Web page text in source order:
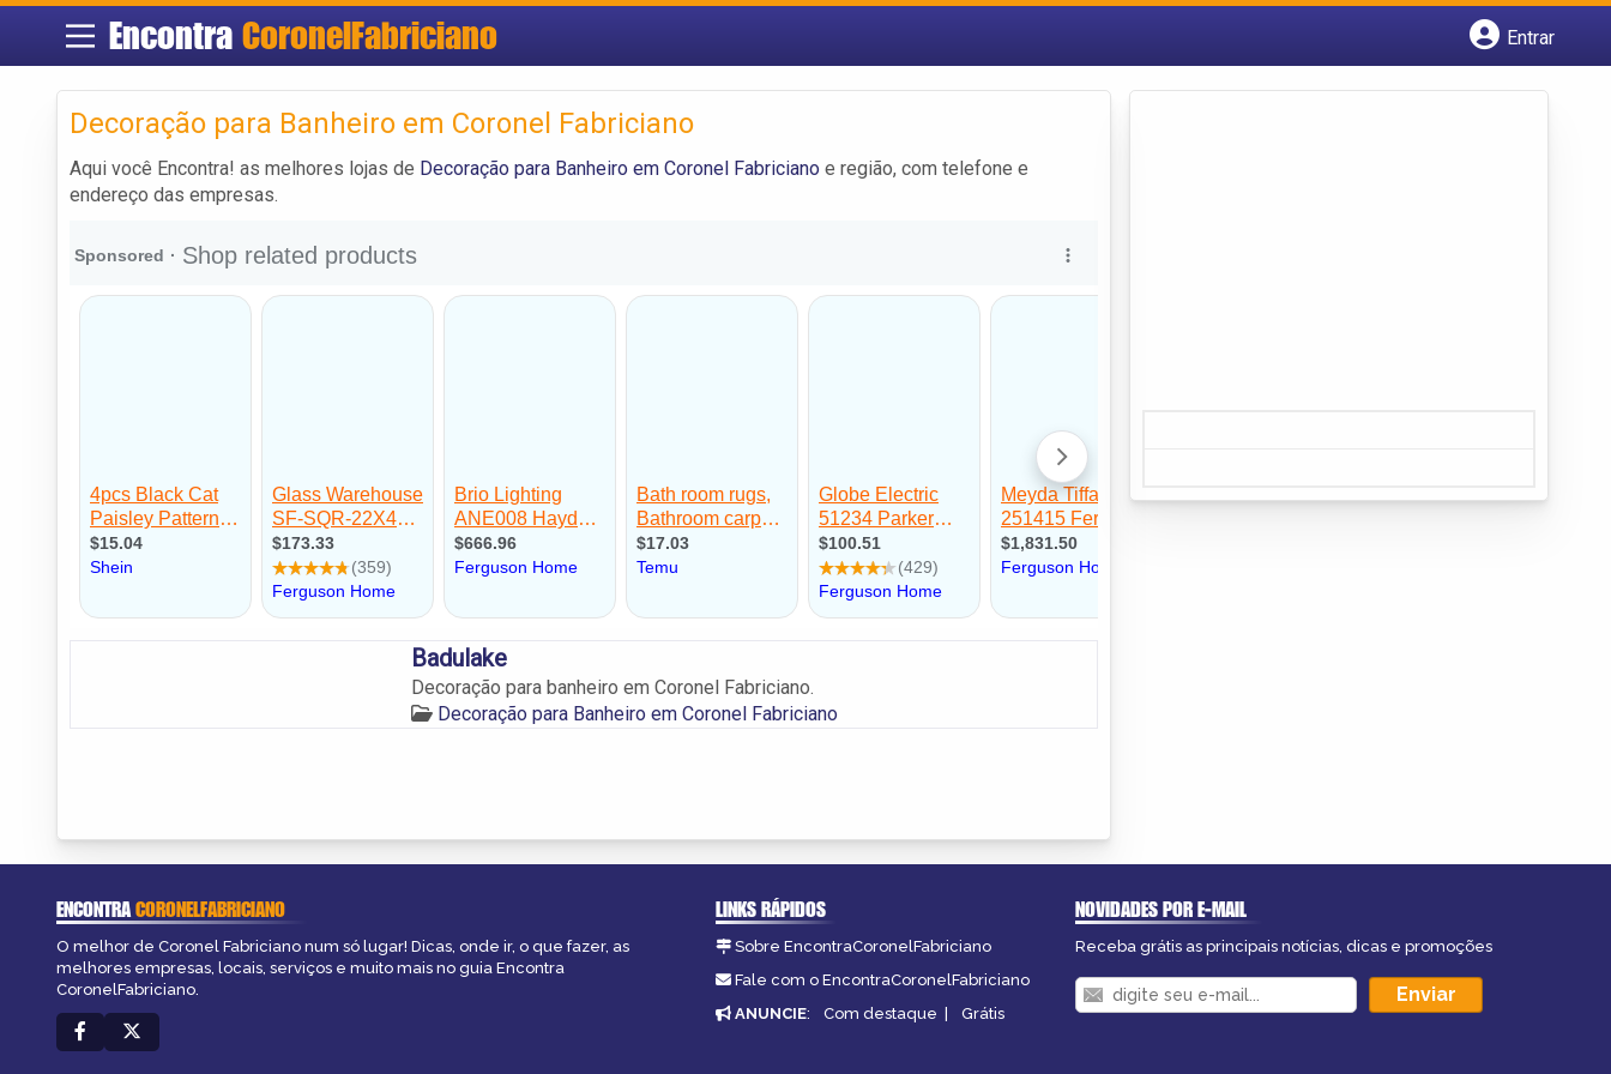
Encontra CoronelFabriciano
Entrar
Decoração para Banheiro em Coronel Fabriciano
Aqui você Encontra! as melhores lojas de Decoração para Banheiro em Coronel Fabriciano e região, com telefone e
endereço das empresas.
Badulake
Decoração para banheiro em Coronel Fabriciano.
Decoração para Banheiro em Coronel Fabriciano
ENCONTRACORONELFABRICIANO
O melhor de Coronel Fabriciano num só lugar! Dicas, onde ir, o que fazer, as
melhores empresas, locais, serviços e muito mais no guia Encontra
CoronelFabriciano.
LINKS RÁPIDOS
Sobre EncontraCoronelFabriciano
Fale com o EncontraCoronelFabriciano
ANUNCIE: Com destaque | Grátis
NOVIDADES POR E-MAIL
Receba grátis as principais notícias, dicas e promoções